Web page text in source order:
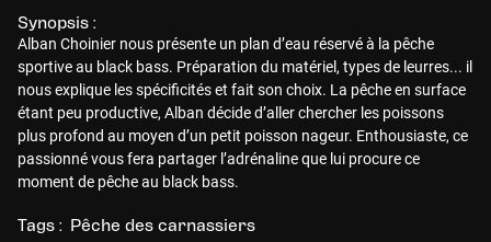
Synopsis :
Alban Choinier nous présente un plan d’eau réservé à la pêche
sportive au black bass. Préparation du matériel, types de leurres... il
nous explique les spécificités et fait son choix. La pêche en surface
étant peu productive, Alban décide d’aller chercher les poissons
plus profond au moyen d’un petit poisson nageur. Enthousiaste, ce
passionné vous fera partager l’adrénaline que lui procure ce
moment de pêche au black bass.
Tags : Pêche des carnassiers